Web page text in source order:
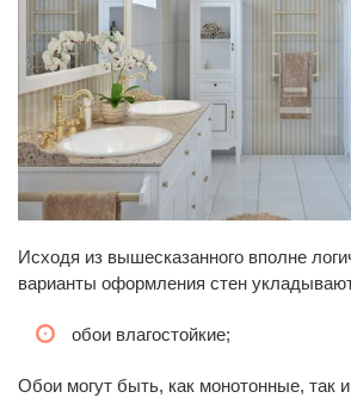
Исходя из вышесказанного вполне
варианты оформления стен
обои влагостойкие;
Обои могут быть, как монотонные, так